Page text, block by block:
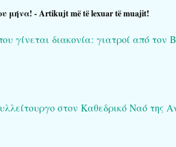
μήνα! - Artikujt më të lexuar të muajit!
γίνεται διακονία: γιατροί από τον
στον Καθεδρικό Ναό της